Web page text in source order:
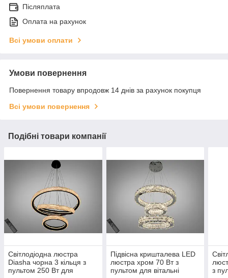
Післяплата
Оплата на рахунок
Всі умови оплати
Умови повернення
Повернення товару впродовж 14 днів за рахунок покупця
Всі умови повернення
Подібні товари компанії
Світлодіодна люстра
Diasha чорна 3 кільця з
пультом 250 Вт для
Підвісна кришталева LED
люстра хром 70 Вт з
пультом для вітальні
з